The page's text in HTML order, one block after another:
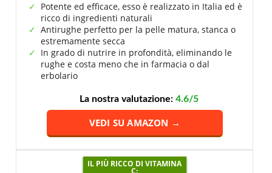
Potente ed efficace, esso è realizzato in Italia ed è
ricco di ingredienti naturali
Antirughe perfetto per la pelle matura, stanca o
estremamente secca
In grado di nutrire in profondità, eliminando le
rughe e costa meno che in farmacia o dal
erbolario
La nostra valutazione: 4.6/5
VEDI SU AMAZON →
IL PIÙ RICCO DI VITAMINA
C: